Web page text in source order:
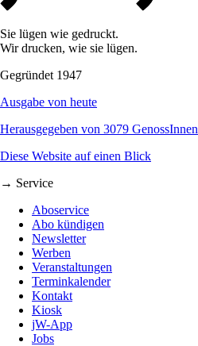
Sie lügen wie gedruckt.
Wir drucken, wie sie lügen.
Gegründet 1947
Ausgabe von heute
Herausgegeben von 3079 GenossInnen
Diese Website auf einen Blick
→ Service
Aboservice
Abo kündigen
Newsletter
Werben
Veranstaltungen
Terminkalender
Kontakt
Kiosk
jW-App
Jobs